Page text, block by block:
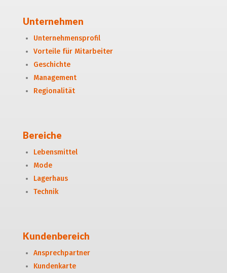
Unternehmen
Unternehmensprofil
Vorteile für Mitarbeiter
Geschichte
Management
Regionalität
Bereiche
Lebensmittel
Mode
Lagerhaus
Technik
Kundenbereich
Ansprechpartner
Kundenkarte